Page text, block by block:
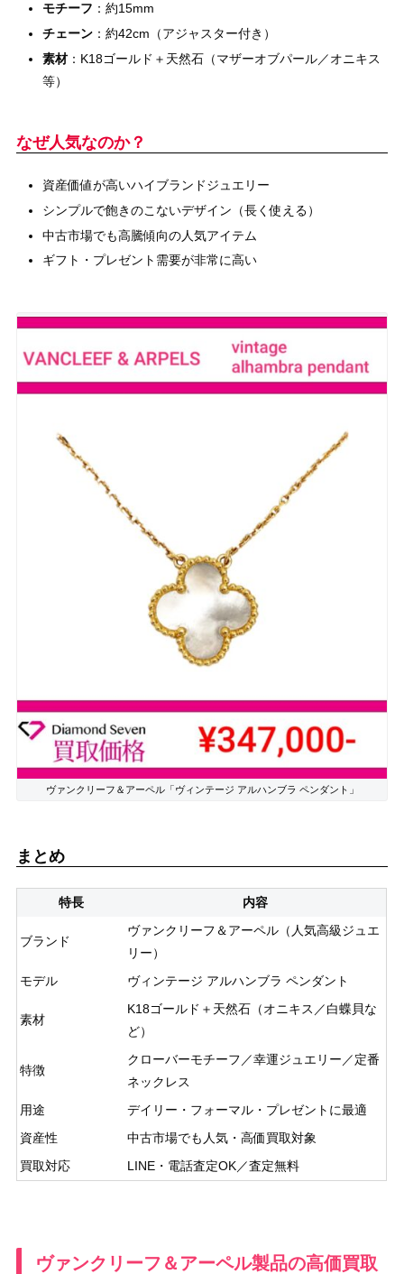
モチーフ ：約15mm
チェーン ：約42cm（アジャスター付き）
素材：K18ゴールド＋天然石（マザーオブパール／オニキス
等）
なぜ人気なのか？
資産価値が高いハイブランドジュエリー
シンプルで飽きのこないデザイン（長く使える）
中古市場でも高騰傾向の人気アイテム
ギフト・プレゼント需要が非常に高い
ヴァンクリーフ＆アーペル「ヴィンテージ アルハンブラ ペンダント」
まとめ
特長 内容
ブランド
ヴァンクリーフ＆アーペル（人気高級ジュエ
リー）
モデル
ヴィンテージ アルハンブラ ペンダント
素材
K18ゴールド＋天然石（オニキス／白蝶貝な
ど）
特徴
クローバーモチーフ／幸運ジュエリー／定番
ネックレス
用途
デイリー・フォーマル・プレゼントに最適
資産性
中古市場でも人気・高価買取対象
買取対応
LINE・電話査定OK／査定無料
ヴァンクリーフ＆アーペル製品の高価買取